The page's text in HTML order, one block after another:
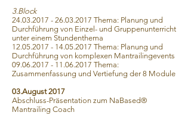
3.Block
24.03.2017 - 26.03.2017 Thema: Planung und
Durchführung von Einzel- und Gruppenunterricht
unter einem Stundenthema
12.05.2017 - 14.05.2017 Thema: Planung und
Durchführung von komplexen Mantrailingevents
09.06.2017 - 11.06.2017 Thema:
Zusammenfassung und Vertiefung der 8 Module
03.August 2017
Abschluss-Präsentation zum NaBased®
Mantrailing Coach